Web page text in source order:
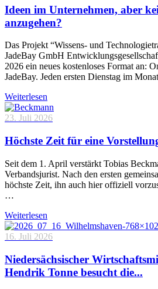
Ideen im Unternehmen, aber
anzugehen?
Das Projekt “Wissens- und
JadeBay GmbH
2026 ein neues kostenloses Format an:
JadeBay. Jeden ersten Dienstag im
Weiterlesen
23. Juli 2026
Höchste Zeit für eine
Seit dem 1. April verstärkt Tobias
Verbandsjurist. Nach den ersten
höchste Zeit, ihn auch hier offiziell
…
Weiterlesen
16. Juli 2026
Niedersächsischer
Hendrik Tonne besucht die...